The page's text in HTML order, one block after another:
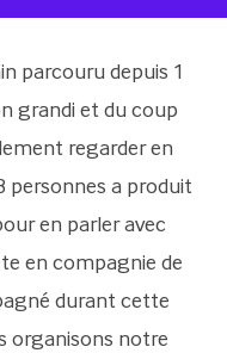
parcouru depuis 1
grandi et du coup
regarder en
personnes a produit
en parler avec
en compagnie de
durant cette
organisons notre